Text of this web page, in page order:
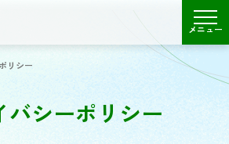
メニュー
リシー
バシーポリシー